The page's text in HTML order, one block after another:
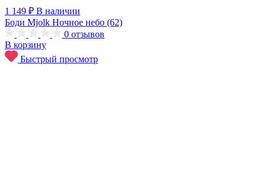
1 149 ₽ В наличии
Боди Mjolk Ночное небо (62)
0 отзывов
В корзину
Быстрый просмотр